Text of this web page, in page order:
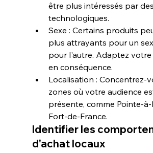
être plus intéressés par
technologiques.
Sexe : Certains produits
plus attrayants pour un
pour l'autre. Adaptez votre
en conséquence.
Localisation : Concentrez-
zones où votre audience
présente, comme Pointe-
Fort-de-France.
Identifier les
d'achat locaux